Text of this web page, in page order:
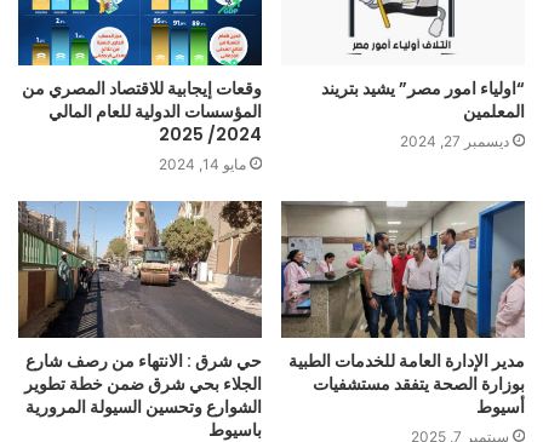
“اولياء امور مصر” يشيد بتريند
المعلمين
ديسمبر 27, 2024
وقعات إيجابية للاقتصاد المصري من
المؤسسات الدولية للعام المالي
2024/ 2025
مايو 14, 2024
مدير الإدارة العامة للخدمات الطبية
بوزارة الصحة يتفقد مستشفيات
أسيوط
سبتمبر 7, 2025
حي شرق : الانتهاء من رصف شارع
الجلاء بحي شرق ضمن خطة تطوير
الشوارع وتحسين السيولة المرورية
باسيوط